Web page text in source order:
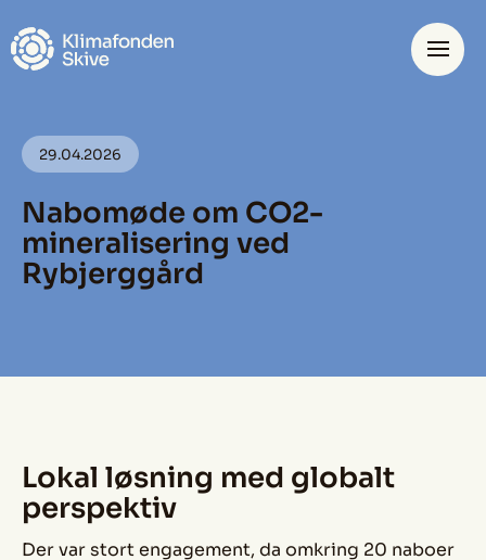
Projekter
DAEN
29.04.2026
Nabomøde om CO2-
mineralisering ved
Rybjerggård
Lokal løsning med globalt
perspektiv
Der var stort engagement, da omkring 20 naboer